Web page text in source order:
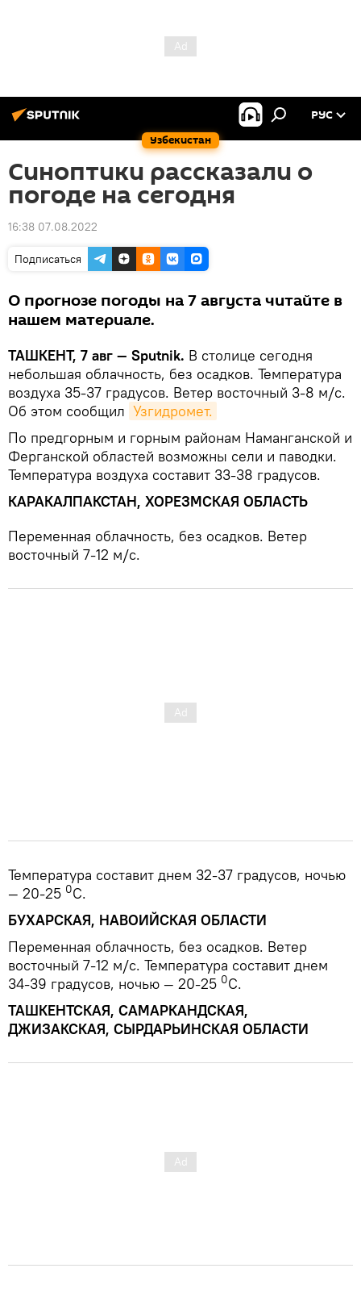
Узбекистан
РУС
Синоптики рассказали о
погоде на сегодня
16:38 07.08.2022
Подписаться
О прогнозе погоды на 7 августа читайте в
нашем материале.
ТАШКЕНТ, 7 авг — Sputnik. В столице сегодня
небольшая облачность, без осадков. Температура
воздуха 35-37 градуcов. Ветер восточный 3-8 м/с.
Об этом сообщил Узгидромет.
По предгорным и горным районам Наманганской и
Ферганской областей возможны сели и паводки.
Температура воздуха составит 33-38 градусов.
КАРАКАЛПАКСТАН, ХОРЕЗМСКАЯ ОБЛАСТЬ
Переменная облачность, без осадков. Ветер
восточный 7-12 м/с.
Температура составит днем 32-37 градусов, ночью
— 20-25 0С.
БУХАРСКАЯ, НАВОИЙСКАЯ ОБЛАСТИ
Переменная облачность, без осадков. Ветер
восточный 7-12 м/с. Температура составит днем
34-39 градусов, ночью — 20-25 0С.
ТАШКЕНТСКАЯ, САМАРКАНДСКАЯ,
ДЖИЗАКСКАЯ, СЫРДАРЬИНСКАЯ ОБЛАСТИ